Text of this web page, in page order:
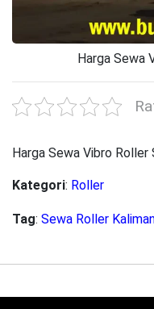
Harga Sewa
Harga Sewa Vibro Roller
Kategori: Roller
Tag: Sewa Roller